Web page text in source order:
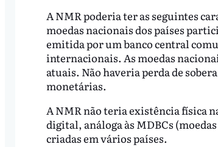
A NMR poderia ter as seguintes
moedas nacionais dos países
emitida por um banco central
internacionais. As moedas
atuais. Não haveria perda de
monetárias.
A NMR não teria existência física
digital, análoga às MDBCs
criadas em vários países.